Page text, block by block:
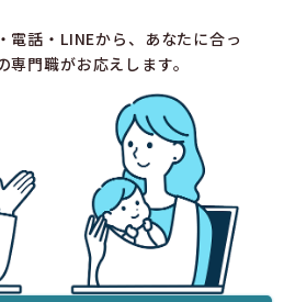
電話・LINEから、あなたに合っ
門職がお応えします。